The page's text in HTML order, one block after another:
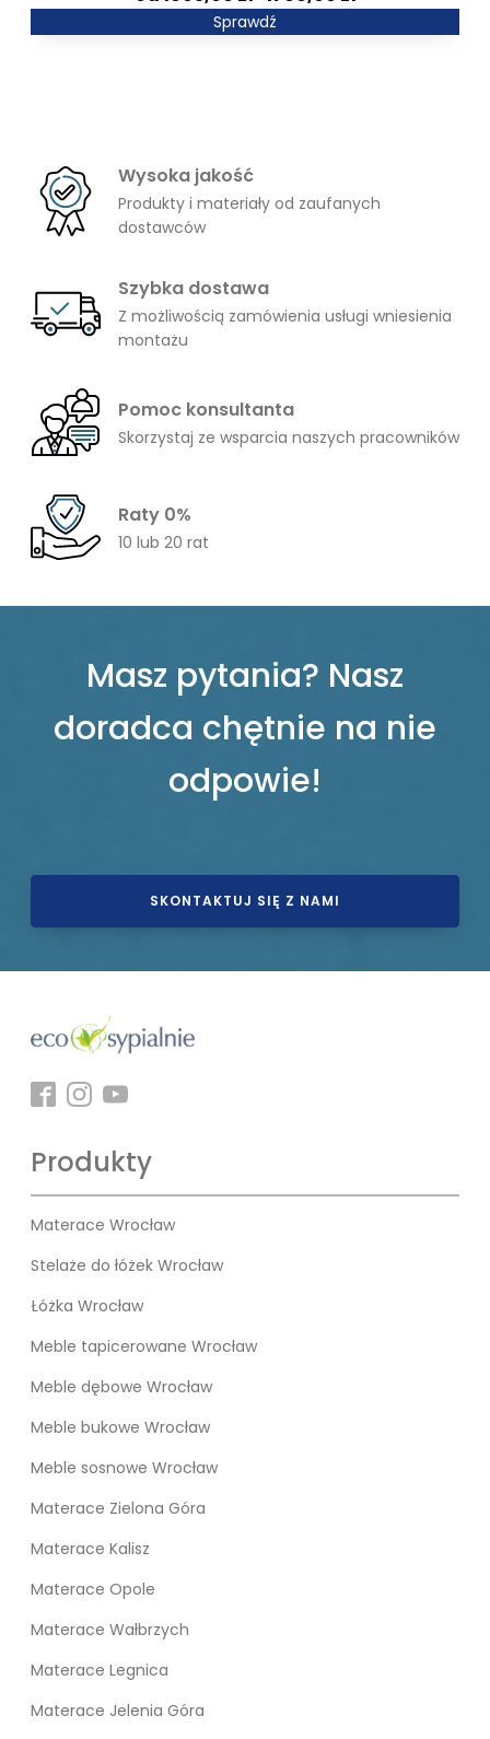
2481,00 złSprawdź
Wysoka jakość
Produkty i materiały od zaufanych
dostawców
Szybka dostawa
Z możliwością zamówienia usługi wniesienia
montażu
Pomoc konsultanta
Skorzystaj ze wsparcia naszych pracowników
Raty 0%
10 lub 20 rat
Masz pytania? Nasz
doradca chętnie na nie
odpowie!
SKONTAKTUJ SIĘ Z NAMI
Produkty
Materace Wrocław
Stelaże do łóżek Wrocław
Łóżka Wrocław
Meble tapicerowane Wrocław
Meble dębowe Wrocław
Meble bukowe Wrocław
Meble sosnowe Wrocław
Materace Zielona Góra
Materace Kalisz
Materace Opole
Materace Wałbrzych
Materace Legnica
Materace Jelenia Góra